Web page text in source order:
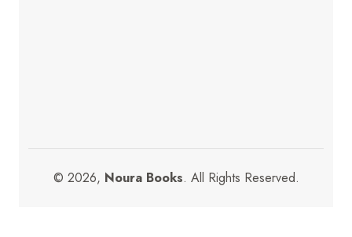
© 2026, Noura Books. All Rights Reserved.